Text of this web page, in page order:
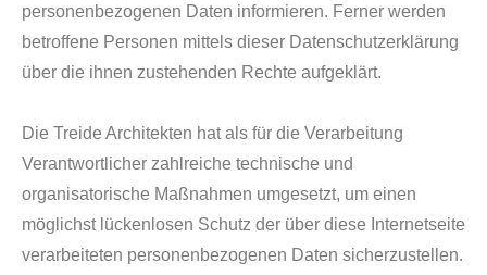
personenbezogenen Daten informieren. Ferner werden
betroffene Personen mittels dieser Datenschutzerklärung
über die ihnen zustehenden Rechte aufgeklärt.
Die Treide Architekten hat als für die Verarbeitung
Verantwortlicher zahlreiche technische und
organisatorische Maßnahmen umgesetzt, um einen
möglichst lückenlosen Schutz der über diese Internetseite
verarbeiteten personenbezogenen Daten sicherzustellen.